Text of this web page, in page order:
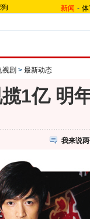
新闻 -
视剧 > 最新动态
揽1亿 明
我来说